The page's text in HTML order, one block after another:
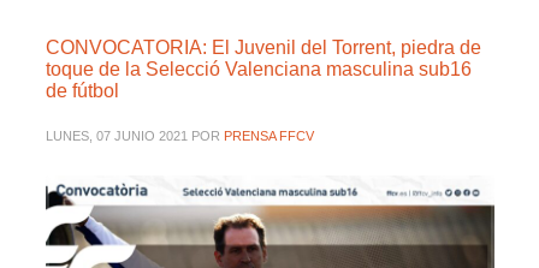
CONVOCATORIA: El Juvenil del Torrent, piedra de
toque de la Selecció Valenciana masculina sub16
de fútbol
LUNES, 07 JUNIO 2021 POR PRENSA FFCV